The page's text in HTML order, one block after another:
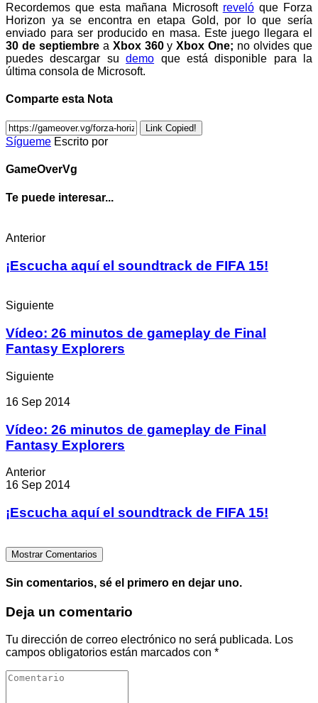
Recordemos que esta mañana Microsoft revelóque Forza
Horizon ya se encontra en etapa Gold, por lo que sería
enviado para ser producido en masa. Este juego llegara el
30 de septiembrea Xbox 360yXbox One; no olvides que
puedes descargar sudemo que está disponible para la
última consola de Microsoft.
Comparte esta Nota
Link Copied!
Sígueme Escrito por
GameOverVg
Te puede interesar...
Anterior
¡Escucha aquí el soundtrack de FIFA 15!
Siguiente
Vídeo: 26 minutos de gameplay de Final
Fantasy Explorers
Siguiente
16 Sep 2014
Vídeo: 26 minutos de gameplay de Final
Fantasy Explorers
Anterior
16 Sep 2014
¡Escucha aquí el soundtrack de FIFA 15!
Mostrar Comentarios
Sin comentarios, sé el primero en dejar uno.
Deja un comentario
Tu dirección de correo electrónico no será publicada. Los
campos obligatorios están marcados con *